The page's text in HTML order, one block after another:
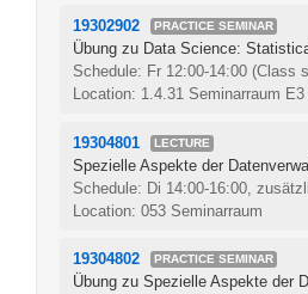
19302902 PRACTICE SEMINAR
Übung zu Data Science:
Schedule: Fr 12:00-14:00 (Class
Location: 1.4.31 Seminarraum
19304801 LECTURE
Spezielle Aspekte der
Schedule: Di 14:00-16:00,
Location: 053 Seminarraum
19304802 PRACTICE SEMINAR
Übung zu Spezielle Aspekte der